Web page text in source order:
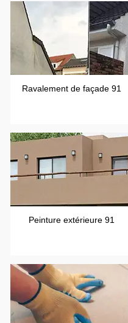
Ravalement de façade 91
Peinture extérieure 91